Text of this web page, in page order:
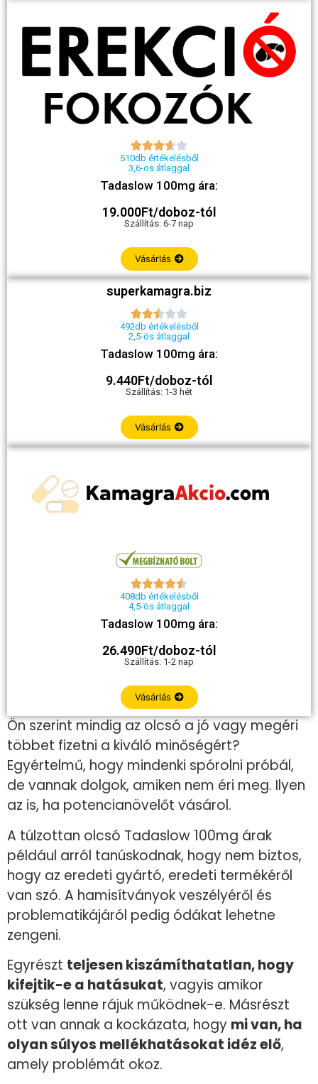

510db értékelésből
3,6-os átlaggal
Tadaslow 100mg ára:
19.000Ft/doboz-tól
Szállítás: 6-7 nap
Vásárlás
superkamagra.biz

492db értékelésből
2,5-ös átlaggal
Tadaslow 100mg ára:
9.440Ft/doboz-tól
Szállítás: 1-3 hét
Vásárlás

408db értékelésből
4,5-ös átlaggal
Tadaslow 100mg ára:
26.490Ft/doboz-tól
Szállítás: 1-2 nap
Vásárlás
Ön szerint mindig az olcsó a jó vagy megéri
többet fizetni a kiváló minőségért?
Egyértelmű, hogy mindenki spórolni próbál,
de vannak dolgok, amiken nem éri meg. Ilyen
az is, ha potencianövelőt vásárol.
A túlzottan olcsó Tadaslow 100mg árak
például arról tanúskodnak, hogy nem biztos,
hogy az eredeti gyártó, eredeti termékéről
van szó. A hamisítványok veszélyéről és
problematikájáról pedig ódákat lehetne
zengeni.
Egyrészt teljesen kiszámíthatatlan, hogy
kifejtik-e a hatásukat, vagyis amikor
szükség lenne rájuk működnek-e. Másrészt
ott van annak a kockázata, hogy mi van, ha
olyan súlyos mellékhatásokat idéz elő,
amely problémát okoz.